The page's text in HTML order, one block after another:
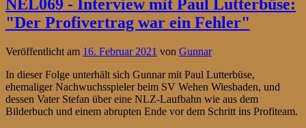
NEL069 - Interview mit Paul Lutterbüse:
"Der Profivertrag war ein Fehler"
Veröffentlicht am 16. Februar 2021 von Gunnar
In dieser Folge unterhält sich Gunnar mit Paul Lutterbüse,
ehemaliger Nachwuchsspieler beim SV Wehen Wiesbaden, und
dessen Vater Stefan über eine NLZ-Laufbahn wie aus dem
Bilderbuch und einem abrupten Ende vor dem Schritt ins Profiteam.